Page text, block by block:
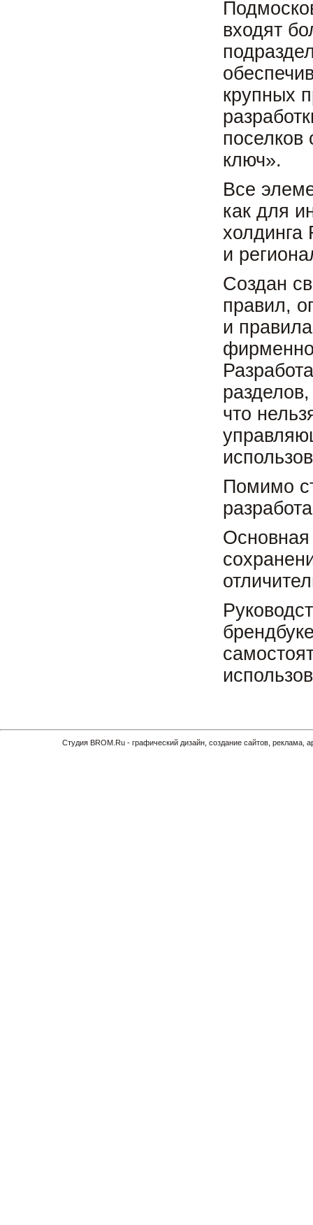
входят
крупных
поселков
ключ».
Все
как для
холдинга
и
Cоздан
правил,
и
что
Помимо
Основная
Cтудия BROM.Ru - графический дизайн, создание сайтов,